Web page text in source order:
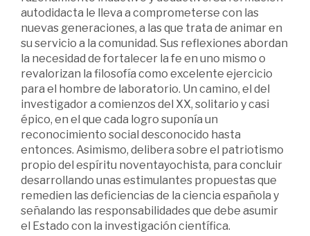
autodidacta le lleva a comprometerse con las
nuevas generaciones, a las que trata de animar en
su servicio a la comunidad. Sus reflexiones abordan
la necesidad de fortalecer la fe en uno mismo o
revalorizan la filosofía como excelente ejercicio
para el hombre de laboratorio. Un camino, el del
investigador a comienzos del XX, solitario y casi
épico, en el que cada logro suponía un
reconocimiento social desconocido hasta
entonces. Asimismo, delibera sobre el patriotismo
propio del espíritu noventayochista, para concluir
desarrollando unas estimulantes propuestas que
remedien las deficiencias de la ciencia española y
señalando las responsabilidades que debe asumir
el Estado con la investigación científica.